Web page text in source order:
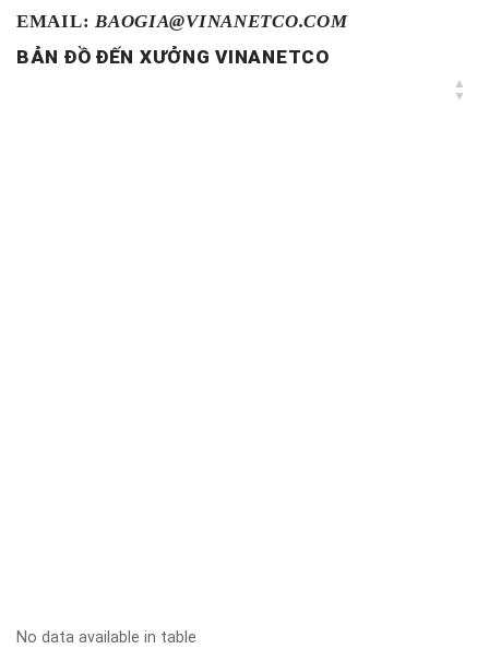
EMAIL: BAOGIA@VINANETCO.COM
BẢN ĐỒ ĐẾN XƯỞNG VINANETCO
No data available in table